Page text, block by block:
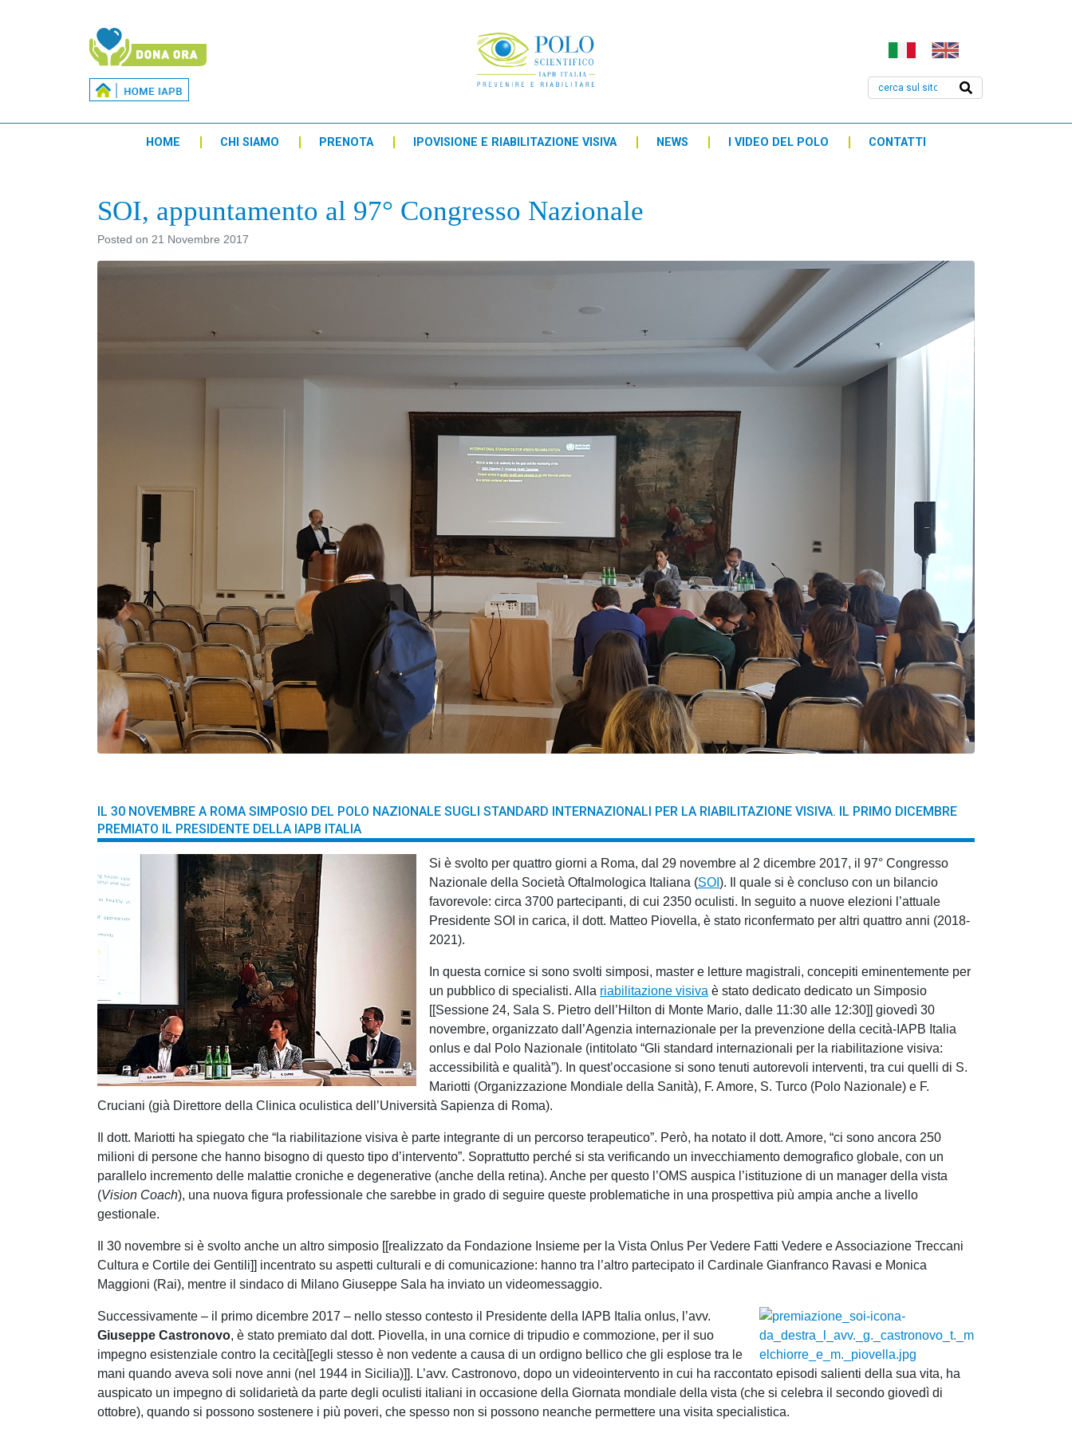
HOME CHI SIAMO PRENOTA IPOVISIONE E RIABILITAZIONE VISIVA NEWS I VIDEO DEL POLO CONTATTI
SOI, appuntamento al 97° Congresso Nazionale
Posted on 21 Novembre 2017
IL 30 NOVEMBRE A ROMA SIMPOSIO DEL POLO NAZIONALE SUGLI STANDARD INTERNAZIONALI PER LA RIABILITAZIONE VISIVA. IL PRIMO DICEMBRE
PREMIATO IL PRESIDENTE DELLA IAPB ITALIA
Si è svolto per quattro giorni a Roma, dal 29 novembre al 2 dicembre 2017, il 97° Congresso
Nazionale della Società Oftalmologica Italiana (SOI ). Il quale si è concluso con un bilancio
favorevole: circa 3700 partecipanti, di cui 2350 oculisti. In seguito a nuove elezioni l’attuale
Presidente SOI in carica, il dott. Matteo Piovella, è stato riconfermato per altri quattro anni (2018-
2021).
In questa cornice si sono svolti simposi, master e letture magistrali, concepiti eminentemente per
un pubblico di specialisti. Alla riabilitazione visiva è stato dedicato dedicato un Simposio
[[Sessione 24, Sala S. Pietro dell’Hilton di Monte Mario, dalle 11:30 alle 12:30]] giovedì 30
novembre, organizzato dall’Agenzia internazionale per la prevenzione della cecità-IAPB Italia
onlus e dal Polo Nazionale (intitolato “Gli standard internazionali per la riabilitazione visiva:
accessibilità e qualità”). In quest’occasione si sono tenuti autorevoli interventi, tra cui quelli di S.
Mariotti (Organizzazione Mondiale della Sanità), F. Amore, S. Turco (Polo Nazionale) e F.
Cruciani (già Direttore della Clinica oculistica dell’Università Sapienza di Roma).
Il dott. Mariotti ha spiegato che “la riabilitazione visiva è parte integrante di un percorso terapeutico”. Però, ha notato il dott. Amore, “ci sono ancora 250
milioni di persone che hanno bisogno di questo tipo d’intervento”. Soprattutto perché si sta verificando un invecchiamento demografico globale, con un
parallelo incremento delle malattie croniche e degenerative (anche della retina). Anche per questo l’OMS auspica l’istituzione di un manager della vista
(Vision Coach), una nuova figura professionale che sarebbe in grado di seguire queste problematiche in una prospettiva più ampia anche a livello
gestionale.
Il 30 novembre si è svolto anche un altro simposio [[realizzato da Fondazione Insieme per la Vista Onlus Per Vedere Fatti Vedere e Associazione Treccani
Cultura e Cortile dei Gentili]] incentrato su aspetti culturali e di comunicazione: hanno tra l’altro partecipato il Cardinale Gianfranco Ravasi e Monica
Maggioni (Rai), mentre il sindaco di Milano Giuseppe Sala ha inviato un videomessaggio.
Successivamente – il primo dicembre 2017 – nello stesso contesto il Presidente della IAPB Italia onlus, l’avv.
Giuseppe Castronovo, è stato premiato dal dott. Piovella, in una cornice di tripudio e commozione, per il suo
impegno esistenziale contro la cecità[[egli stesso è non vedente a causa di un ordigno bellico che gli esplose tra le
mani quando aveva soli nove anni (nel 1944 in Sicilia)]]. L’avv. Castronovo, dopo un videointervento in cui ha raccontato episodi salienti della sua vita, ha
auspicato un impegno di solidarietà da parte degli oculisti italiani in occasione della Giornata mondiale della vista (che si celebra il secondo giovedì di
ottobre), quando si possono sostenere i più poveri, che spesso non si possono neanche permettere una visita specialistica.